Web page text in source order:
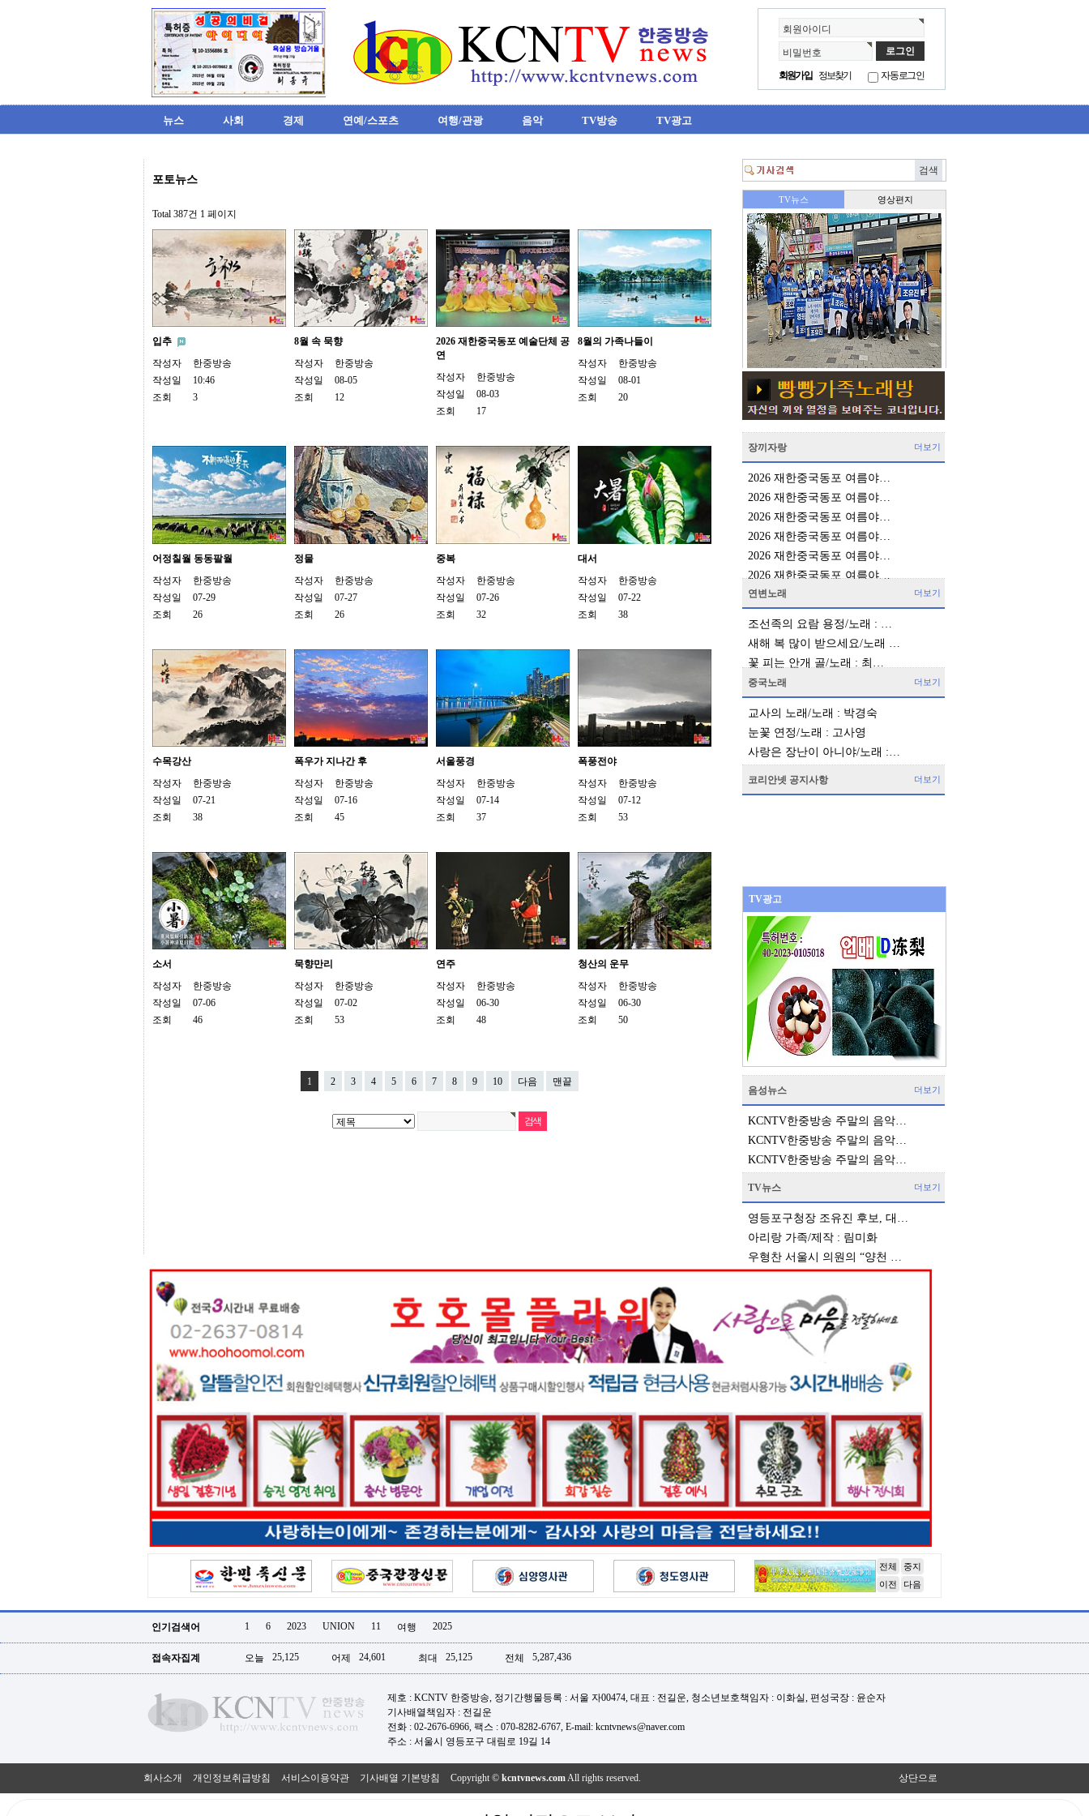
회원아이디
비밀번호
회원가입
정보찾기 자동로그인
뉴스 사회 경제 연예/스포츠 여행/관광 음악 TV방송 TV광고
아
알
리
스
미
프
기
미
진
약
중
절
최
신
토
렌
트
사
이
트
순
비
몰
웹
토
끼
실
간
무
료
팅
24
시
출
밍
키
넷
갱
신
통
영
만
찾
기
출
코
비
아
365
비
올
리
간
대
출
대
후
18
모
아
탑-
프
포토뉴스
Total 387건 1 페이지
입추
작성자
한중방송
작성일
10:46
조회
3
8월 속 묵향
작성자
한중방송
작성일
08-05
조회
12
2026 재한중국동포 예술단체 공
연
작성자
한중방송
작성일
08-03
조회
17
8월의 가족나들이
작성자
한중방송
작성일
08-01
조회
20
어정칠월 동동팔월
작성자
한중방송
작성일
07-29
조회
26
정물
작성자
한중방송
작성일
07-27
조회
26
중복
작성자
한중방송
작성일
07-26
조회
32
대서
작성자
한중방송
작성일
07-22
조회
38
수목강산
작성자
한중방송
작성일
07-21
조회
38
폭우가 지나간 후
작성자
한중방송
작성일
07-16
조회
45
서울풍경
작성자
한중방송
작성일
07-14
조회
37
폭풍전야
작성자
한중방송
작성일
07-12
조회
53
소서
작성자
한중방송
작성일
07-06
조회
46
묵향만리
작성자
한중방송
작성일
07-02
조회
53
연주
작성자
한중방송
작성일
06-30
조회
48
청산의 운무
작성자
한중방송
작성일
06-30
조회
50
1 2 3 4 5 6 7 8 9 10 다음 맨끝
장끼자랑
2026 재한중국동포 여름야…
2026 재한중국동포 여름야…
2026 재한중국동포 여름야…
2026 재한중국동포 여름야…
2026 재한중국동포 여름야…
2026 재한중국동포 여름야…
더보기
연변노래
조선족의 요람 용정/노래 : …
새해 복 많이 받으세요/노래 …
꽃 피는 안개 골/노래 : 최…
더보기
중국노래
교사의 노래/노래 : 박경숙
눈꽃 연정/노래 : 고사영
사랑은 장난이 아니야/노래 :…
더보기
코리안넷 공지사항 더보기
TV광고
음성뉴스
KCNTV한중방송 주말의 음악…
KCNTV한중방송 주말의 음악…
KCNTV한중방송 주말의 음악…
더보기
TV뉴스
영등포구청장 조유진 후보, 대…
아리랑 가족/제작 : 림미화
우형찬 서울시 의원의 “양천 …
더보기
전체
중지
이전
다음
인기검색어 1 6 2023 UNION 11 여행 2025
접속자집계 오늘 25,125 어제 24,601 최대 25,125 전체 5,287,436
제호 : KCNTV 한중방송, 정기간행물등록 : 서울 자00474, 대표 : 전길운, 청소년보호책임자 : 이화실, 편성국장 : 윤순자
기사배열책임자 : 전길운
전화 : 02-2676-6966, 팩스 : 070-8282-6767, E-mail: kcntvnews@naver.com
주소 : 서울시 영등포구 대림로 19길 14
회사소개 개인정보취급방침 서비스이용약관 기사배열 기본방침 Copyright © kcntvnews.com All rights reserved. 상단으로